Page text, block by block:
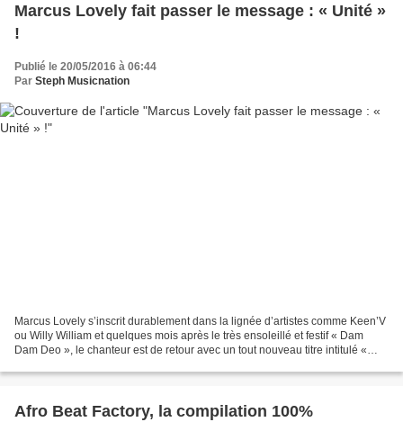
Marcus Lovely fait passer le message : « Unité »
!
Publié le 20/05/2016 à 06:44
Par Steph Musicnation
Marcus Lovely s’inscrit durablement dans la lignée d’artistes comme Keen’V
ou Willy William et quelques mois après le très ensoleillé et festif « Dam
Dam Deo », le chanteur est de retour avec un tout nouveau titre intitulé «
Afro Beat Factory, la compilation 100%